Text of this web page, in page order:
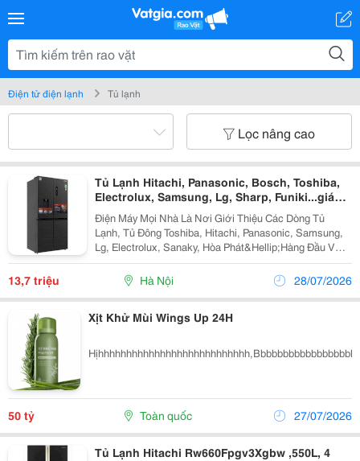
Điện tử điện lạnh Tủ lạnh
Lọc nâng cao
Tủ Lạnh Hitachi, Panasonic, Bosch, Toshiba,
Electrolux, Samsung, Lg, Sharp, Funiki...giá
Hợp Lý, Đẹp Như Ý
Điện Máy Mọi Nhà Là Nơi Giới Thiệu Các Dòng Tủ
Lạnh, Tủ Đông Toshiba, Hitachi, Panasonic, Samsung,
Lg, Electrolux, Sanaky, Hòa Phát&Hellip;Hàng Đầu Với
Đa Dạng Các Sản Phẩm, Giá Cả Hợp Lý, Vận Chuyển
Và Lắp Đặt Nhanh Chóng Mang Đến Cho Khách Hàng
13,7 triệu Hà Nội 28/07/2026
Xịt Khử Mùi Wings Up 24H
50 tỷ Toàn quốc 27/07/2026
Tủ Lạnh Hitachi Rw660Fpgv3Xgbw ,550L, 4